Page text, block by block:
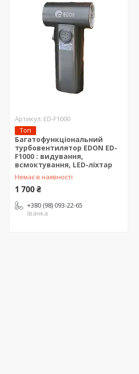
ED-F1000
Топ
Багатофункціональний
турбовентилятор EDON ED-
F1000 : видування,
всмоктування, LED-ліхтар
Немає в наявності
1 700 ₴
+380 (98) 093-22-65
Іванка